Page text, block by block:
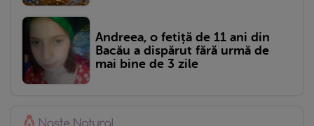
Andreea, o fetiță de 11 ani din
Bacău a dispărut fără urmă de
mai bine de 3 zile